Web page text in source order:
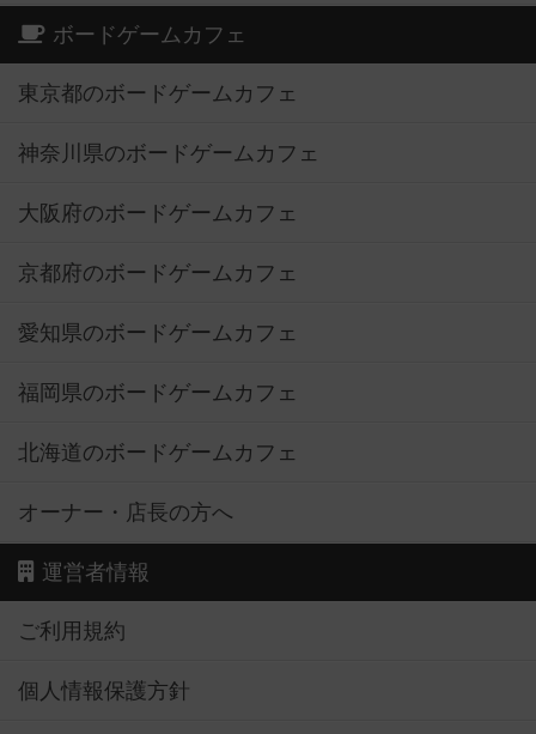
ボードゲームカフェ
東京都のボードゲームカフェ
神奈川県のボードゲームカフェ
大阪府のボードゲームカフェ
京都府のボードゲームカフェ
愛知県のボードゲームカフェ
福岡県のボードゲームカフェ
北海道のボードゲームカフェ
オーナー・店長の方へ
運営者情報
ご利用規約
個人情報保護方針